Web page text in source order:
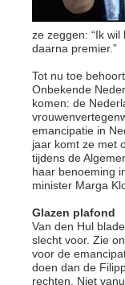
ze zeggen: “Ik
daarna premier.”
Tot nu toe
Onbekende
komen: de
emancipatie in
jaar komt ze met
tijdens de
haar benoeming
minister Marga
Glazen plafond
Van den Hul
slecht voor. Zie
voor de
doen dan de
rechten. Niet